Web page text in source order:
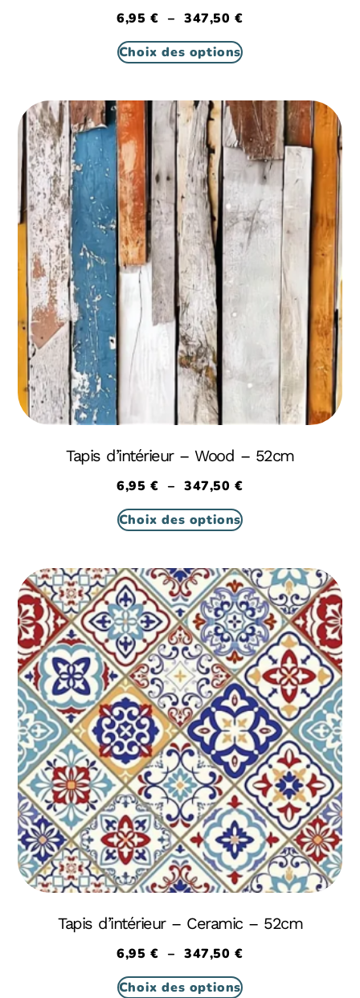
6,95€ – 347,50€
Choix des options
Tapis d’intérieur – Wood – 52cm
6,95€ – 347,50€
Choix des options
Tapis d’intérieur – Ceramic – 52cm
6,95€ – 347,50€
Choix des options